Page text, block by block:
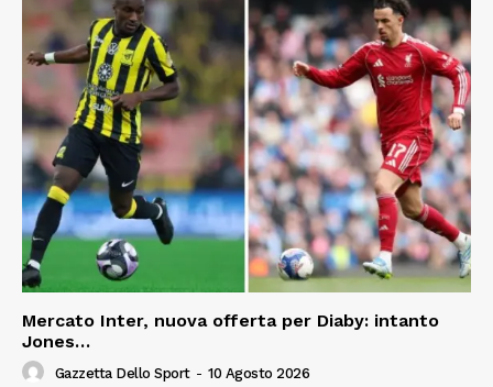
Mercato Inter, nuova offerta per Diaby: intanto
Jones…
Gazzetta Dello Sport - 10 Agosto 2026